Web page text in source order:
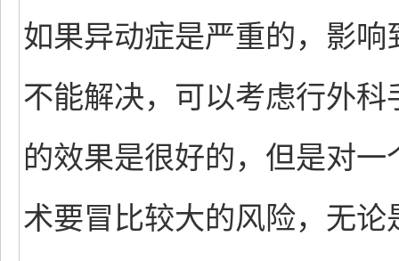
如果异动症是严重的，影
不能解决，可以考虑行外
的效果是很好的，但是对
术要冒比较大的风险，无